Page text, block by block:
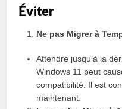
Éviter
Ne pas Migrer à
Attendre jusqu’à la
Windows 11 peut
compatibilité. Il est
maintenant.